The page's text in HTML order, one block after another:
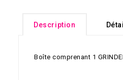
Description
Boîte comprenant 1